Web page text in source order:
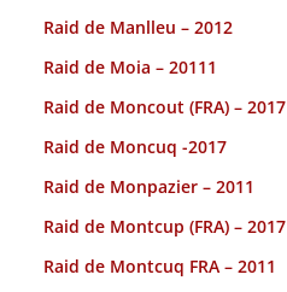
Raid de Manlleu – 2012
Raid de Moia – 20111
Raid de Moncout (FRA) – 2017
Raid de Moncuq -2017
Raid de Monpazier – 2011
Raid de Montcup (FRA) – 2017
Raid de Montcuq FRA – 2011